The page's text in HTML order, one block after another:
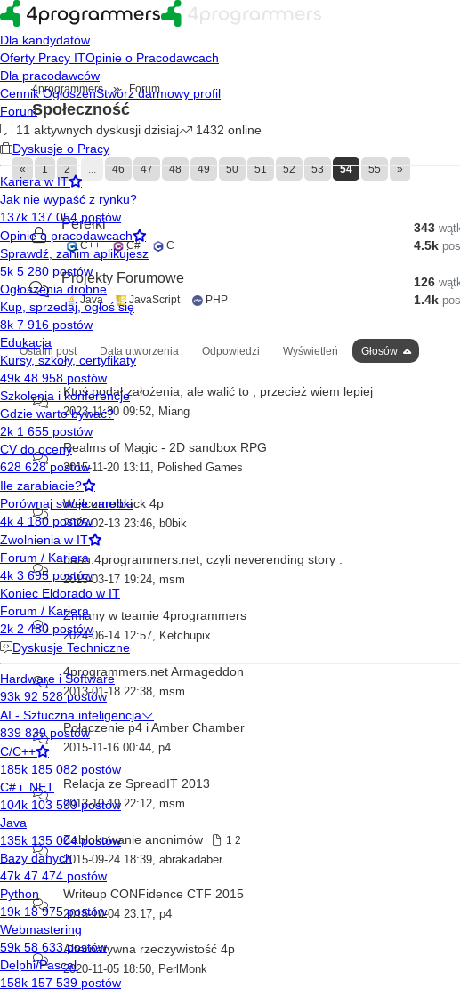
4programmers » Forum
Społeczność
« 1 2 ... 46 47 48 49 50 51 52 53 54 55 »
Perełki
C++ C# C
343
4.5k
Projekty Forumowe
Java JavaScript PHP
126
1.4k
Ostatni post Data utworzenia Odpowiedzi Wyświetleń Głosów
Ktoś podał założenia, ale walić to , przecież wiem lepiej
2023-11-30 09:52 Miang
Realms of Magic - 2D sandbox RPG
2015-11-20 13:11 Polished Games
Welcome back 4p
2025-02-13 23:46 b0bik
bash.4programmers.net, czyli neverending story .
2015-03-17 19:24 msm
Zmiany w teamie 4programmers
2024-06-14 12:57 Ketchupix
4programmers.net Armageddon
2013-01-18 22:38 msm
Połączenie p4 i Amber Chamber
2015-11-16 00:44 p4
Relacja ze SpreadIT 2013
2013-10-19 22:12 msm
Zablokowanie anonimów 1 2
2015-09-24 18:39 abrakadaber
Writeup CONFidence CTF 2015
2015-10-04 23:17, p4
Alternatywna rzeczywistość 4p
2020-11-05 18:50 PerlMonk